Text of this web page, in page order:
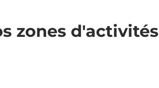
zones d'activités